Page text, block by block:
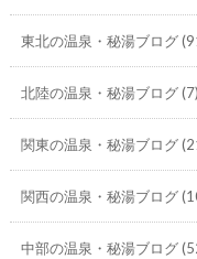
東北の温泉・秘湯ブログ
北陸の温泉・秘湯ブログ(7)
関東の温泉・秘湯ブログ
関西の温泉・秘湯ブログ
中部の温泉・秘湯ブログ